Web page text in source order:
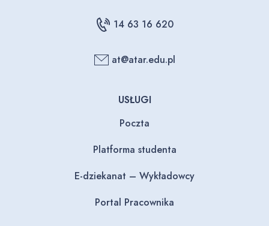
14 63 16 620
at@atar.edu.pl
USŁUGI
Poczta
Platforma studenta
E-dziekanat – Wykładowcy
Portal Pracownika